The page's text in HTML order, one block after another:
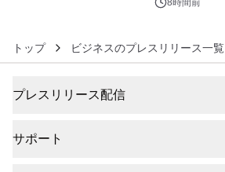
ジ新登場
8時間前
トップ ビジネスのプレスリリース一覧
プレスリリース配信
サポート